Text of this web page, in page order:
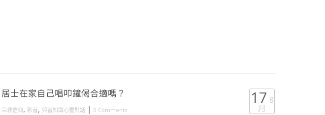
居士在家自己唱叩鐘偈合適嗎？
宗教信仰, 影音, 與善知識心靈對話 | 0 Comments
17 8
月